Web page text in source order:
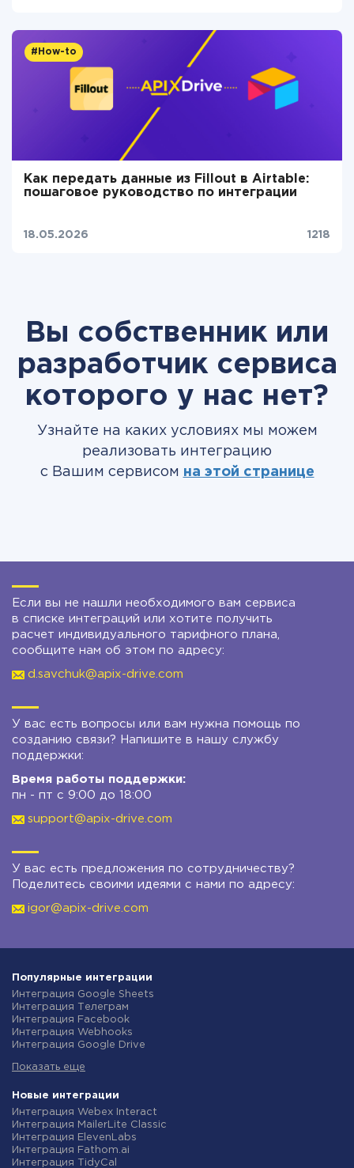
#How-to
Как передать данные из Fillout в Airtable:
пошаговое руководство по интеграции
18.05.2026 1218
Вы собственник или
разработчик сервиса
которого у нас нет?
Узнайте на каких условиях мы можем
реализовать интеграцию
с Вашим сервисом на этой странице
Если вы не нашли необходимого вам сервиса
в списке интеграций или хотите получить
расчет индивидуального тарифного плана,
сообщите нам об этом по адресу:
d.savchuk@apix-drive.com
У вас есть вопросы или вам нужна помощь по
созданию связи? Напишите в нашу службу
поддержки:
Время работы поддержки:
пн - пт с 9:00 до 18:00
support@apix-drive.com
У вас есть предложения по сотрудничеству?
Поделитесь своими идеями с нами по адресу:
igor@apix-drive.com
Популярные интеграции
Интеграция Google Sheets
Интеграция Телеграм
Интеграция Facebook
Интеграция Webhooks
Интеграция Google Drive
Интеграция Gmail
Интеграция Новая Почта
Интеграция Binotel
Интеграция OpenAI (ChatGPT)
Интеграция Prom
Интеграция Приват24
Интеграция OLX
Показать еще
Новые интеграции
Интеграция Webex Interact
Интеграция MailerLite Classic
Интеграция ElevenLabs
Интеграция Fathom.ai
Интеграция TidyCal